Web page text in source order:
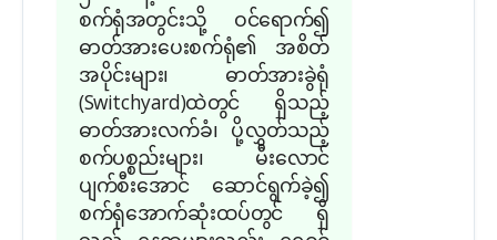
စက်ရုံအတွင်းသို့ ဝင်ရောက်၍
ဓာတ်အားပေးစက်ရုံ၏ အစိတ်
အပိုင်းများ၊ ဓာတ်အားခွဲရုံ
(Switchyard)ထဲတွင် ရှိသည့်
ဓာတ်အားလက်ခံ၊ ပို့လွှတ်သည့်
စက်ပစ္စည်းများ၊ မီးလောင်
ပျက်စီးအောင် ဆောင်ရွက်ခဲ့၍
စက်ရုံအောက်ဆုံးထပ်တွင် ရှိ